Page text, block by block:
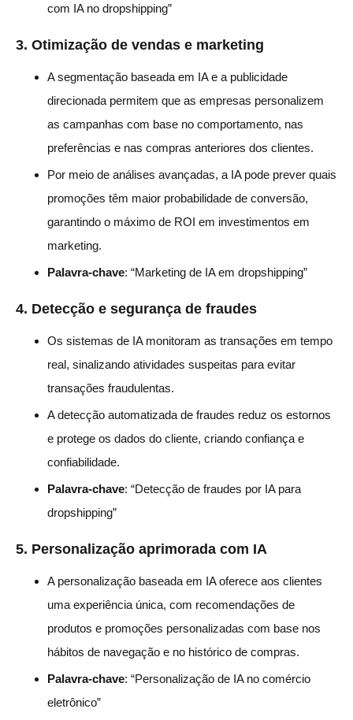
com IA no dropshipping”
3. Otimização de vendas e marketing
A segmentação baseada em IA e a publicidade
direcionada permitem que as empresas personalizem
as campanhas com base no comportamento, nas
preferências e nas compras anteriores dos clientes.
Por meio de análises avançadas, a IA pode prever quais
promoções têm maior probabilidade de conversão,
garantindo o máximo de ROI em investimentos em
marketing.
Palavra-chave: “Marketing de IA em dropshipping”
4. Detecção e segurança de fraudes
Os sistemas de IA monitoram as transações em tempo
real, sinalizando atividades suspeitas para evitar
transações fraudulentas.
A detecção automatizada de fraudes reduz os estornos
e protege os dados do cliente, criando confiança e
confiabilidade.
Palavra-chave: “Detecção de fraudes por IA para
dropshipping”
5. Personalização aprimorada com IA
A personalização baseada em IA oferece aos clientes
uma experiência única, com recomendações de
produtos e promoções personalizadas com base nos
hábitos de navegação e no histórico de compras.
Palavra-chave: “Personalização de IA no comércio
eletrônico”